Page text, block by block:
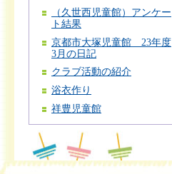
（久世西児童館）アンケー
ト結果
京都市大塚児童館 23年度
3月の日記
クラブ活動の紹介
浴衣作り
祥豊児童館